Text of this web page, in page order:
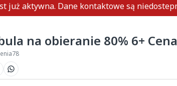
już aktywna. Dane kontaktowe są
na obieranie 80% 6+
78